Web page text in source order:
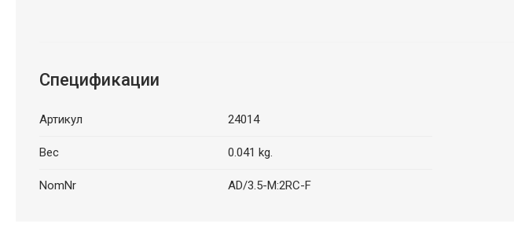
Спецификации
Артикул 24014
Вес 0.041 kg.
NomNr AD/3.5-M:2RC-F